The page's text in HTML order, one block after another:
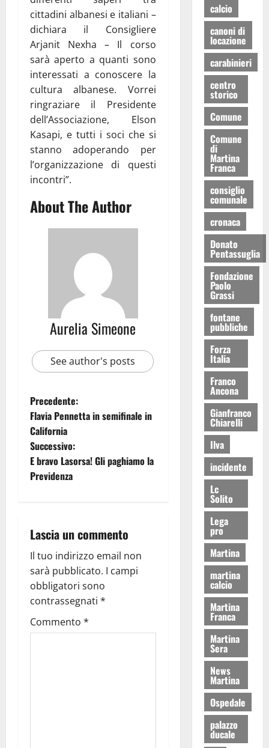
cittadini albanesi e italiani –
dichiara il Consigliere
Arjanit Nexha – Il corso
sarà aperto a quanti sono
interessati a conoscere la
cultura albanese. Vorrei
ringraziare il Presidente
dell’Associazione, Elson
Kasapi, e tutti i soci che si
stanno adoperando per
l’organizzazione di questi
incontri”.
About The Author
Aurelia Simeone
See author's posts
Precedente:
Flavia Pennetta in semifinale in
California
Successivo:
E bravo Lasorsa! Gli paghiamo la
Previdenza
Lascia un commento
Il tuo indirizzo email non
sarà pubblicato. I campi
obbligatori sono
contrassegnati *
Commento *
calcio
canoni di
locazione
carabinieri
centro
storico
Comune
Comune
di
Martina
Franca
consiglio
comunale
cronaca
Donato
Pentassuglia
Fondazione
Paolo
Grassi
fontane
pubbliche
Forza
Italia
Franco
Ancona
Gianfranco
Chiarelli
Ilva
incidente
Lc
Solito
Lega
pro
Martina
martina
calcio
Martina
Franca
Martina
Sera
News
Martina
Ospedale
palazzo
ducale